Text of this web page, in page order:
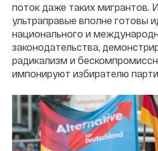
поток даже таких мигрантов.
ультраправые вполне готовы
национального и
законодательства,
радикализм и
импонируют избирателю